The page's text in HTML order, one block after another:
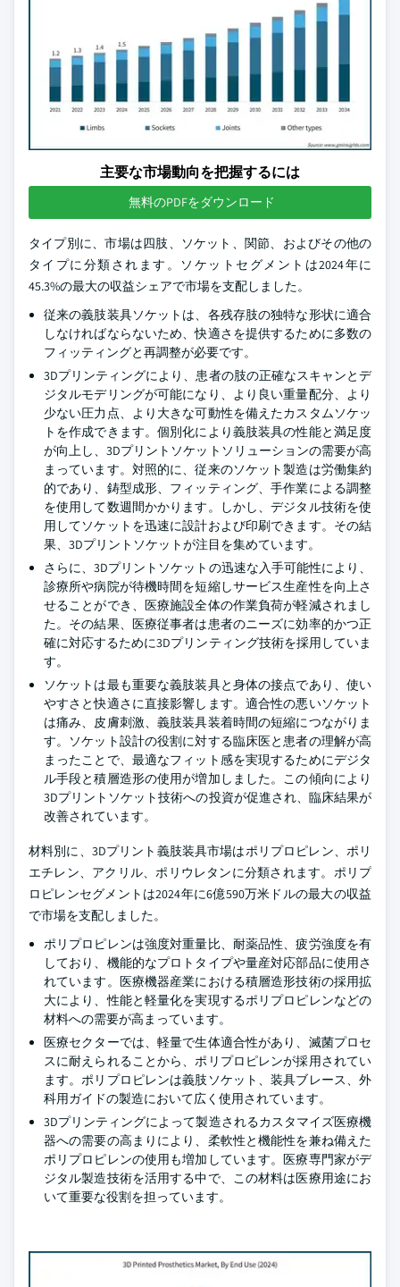
主要な市場動向を把握するには
無料のPDFをダウンロード
タイプ別に、市場は四肢、ソケット、関節、およびその他の
タイプに分類されます。ソケットセグメントは2024年に
45.3%の最大の収益シェアで市場を支配しました。
従来の義肢装具ソケットは、各残存肢の独特な形状に適合
しなければならないため、快適さを提供するために多数の
フィッティングと再調整が必要です。
3Dプリンティングにより、患者の肢の正確なスキャンとデ
ジタルモデリングが可能になり、より良い重量配分、より
少ない圧力点、より大きな可動性を備えたカスタムソケッ
トを作成できます。個別化により義肢装具の性能と満足度
が向上し、3Dプリントソケットソリューションの需要が高
まっています。対照的に、従来のソケット製造は労働集約
的であり、鋳型成形、フィッティング、手作業による調整
を使用して数週間かかります。しかし、デジタル技術を使
用してソケットを迅速に設計および印刷できます。その結
果、3Dプリントソケットが注目を集めています。
さらに、3Dプリントソケットの迅速な入手可能性により、
診療所や病院が待機時間を短縮しサービス生産性を向上さ
せることができ、医療施設全体の作業負荷が軽減されまし
た。その結果、医療従事者は患者のニーズに効率的かつ正
確に対応するために3Dプリンティング技術を採用していま
す。
ソケットは最も重要な義肢装具と身体の接点であり、使い
やすさと快適さに直接影響します。適合性の悪いソケット
は痛み、皮膚刺激、義肢装具装着時間の短縮につながりま
す。ソケット設計の役割に対する臨床医と患者の理解が高
まったことで、最適なフィット感を実現するためにデジタ
ル手段と積層造形の使用が増加しました。この傾向により
3Dプリントソケット技術への投資が促進され、臨床結果が
改善されています。
材料別に、3Dプリント義肢装具市場はポリプロピレン、ポリ
エチレン、アクリル、ポリウレタンに分類されます。ポリプ
ロピレンセグメントは2024年に6億590万米ドルの最大の収益
で市場を支配しました。
ポリプロピレンは強度対重量比、耐薬品性、疲労強度を有
しており、機能的なプロトタイプや量産対応部品に使用さ
れています。医療機器産業における積層造形技術の採用拡
大により、性能と軽量化を実現するポリプロピレンなどの
材料への需要が高まっています。
医療セクターでは、軽量で生体適合性があり、滅菌プロセ
スに耐えられることから、ポリプロピレンが採用されてい
ます。ポリプロピレンは義肢ソケット、装具ブレース、外
科用ガイドの製造において広く使用されています。
3Dプリンティングによって製造されるカスタマイズ医療機
器への需要の高まりにより、柔軟性と機能性を兼ね備えた
ポリプロピレンの使用も増加しています。医療専門家がデ
ジタル製造技術を活用する中で、この材料は医療用途にお
いて重要な役割を担っています。